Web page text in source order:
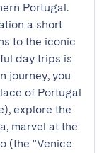
Portugal.
a short
to the iconic
day trips is
journey, you
of Portugal
explore the
marvel at the
(the "Venice